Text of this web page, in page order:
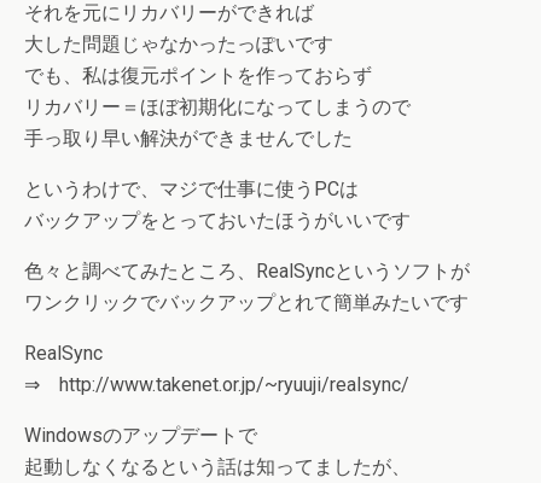
それを元にリカバリーができれば
大した問題じゃなかったっぽいです
でも、私は復元ポイントを作っておらず
リカバリー＝ほぼ初期化になってしまうので
手っ取り早い解決ができませんでした
というわけで、マジで仕事に使うPCは
バックアップをとっておいたほうがいいです
色々と調べてみたところ、RealSyncというソフトが
ワンクリックでバックアップとれて簡単みたいです
RealSync
⇒ http://www.takenet.or.jp/~ryuuji/realsync/
Windowsのアップデートで
起動しなくなるという話は知ってましたが、